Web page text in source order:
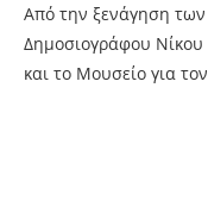
Από την ξενάγηση
Δημοσιογράφου Νίκου
και το Μουσείο για